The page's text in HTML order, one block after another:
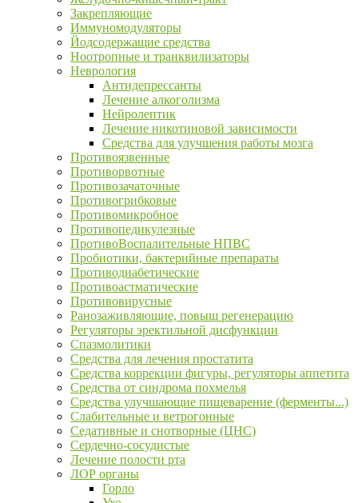
Закрепляющие
Иммуномодуляторы
Йодсодержащие средства
Ноотропные и транквилизаторы
Неврология
Антидепрессанты
Лечение алкоголизма
Нейролептик
Лечение никотиновой зависимости
Средства для улучшения работы мозга
Противоязвенные
Противорвотные
Противозачаточные
Противогрибковые
Противомикробное
Противопедикулезные
ПротивоВоспалительные НПВС
Пробиотики, бактерийные препараты
Противодиабетические
Противоастматические
Противовирусные
Ранозаживляющие, повыш регенерацию
Регуляторы эректильной дисфункции
Спазмолитики
Средства для лечения простатита
Средства коррекции фигуры, регуляторы аппетита
Средства от синдрома похмелья
Средства улучшающие пищеварение (ферменты...)
Слабительные и ветрогонные
Седативные и снотворные (ЦНС)
Сердечно-сосудистые
Лечение полости рта
ЛОР органы
Горло